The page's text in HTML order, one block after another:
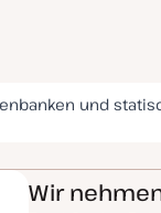
und
Wir